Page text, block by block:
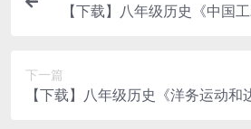
【下载】八年级历史《中国
下一篇
【下载】八年级历史《洋务运动和